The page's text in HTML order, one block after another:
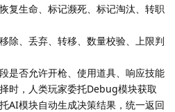
复生命、标记濒死、标记淘汰、转职
除、丢弃、转移、数量校验、上限判
是否允许开枪、使用道具、响应技能
时，人类玩家委托Debug模块获取
AI模块自动生成决策结果，统一返回